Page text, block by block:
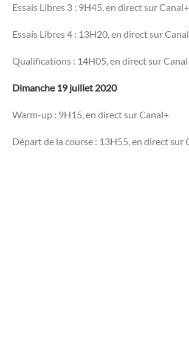
Essais Libres 3 : 9H45, en direct sur Canal+
Essais Libres 4 : 13H20, en direct sur
Qualifications : 14H05, en direct sur
Dimanche 19 juillet 2020
Warm-up : 9H15, en direct sur Canal+
Départ de la course : 13H55, en direct sur